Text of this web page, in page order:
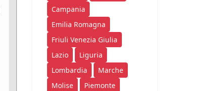
Campania
Emilia Romagna
Friuli Venezia Giulia
Lazio
Liguria
Lombardia
Marche
Molise
Piemonte